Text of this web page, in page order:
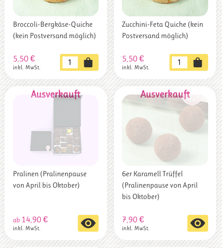
Broccoli-Bergkäse-Quiche
(kein Postversand möglich)
5,50 €
inkl. MwSt.
Broccoli-
Bergkäse-
Quiche
(kein
Postversand
Zucchini-Feta Quiche (kein
Postversand möglich)
5,50€
inkl. MwSt.
Zucchini-
Feta
Quiche
(kein
Postversand
Pralinen (Pralinenpause
von April bis Oktober)
ab 14,90 €
inkl. MwSt.
Dieses
Produkt
weist
6er Karamell Trüffel
(Pralinenpause von April
bis Oktober)
7,90€
inkl. MwSt.